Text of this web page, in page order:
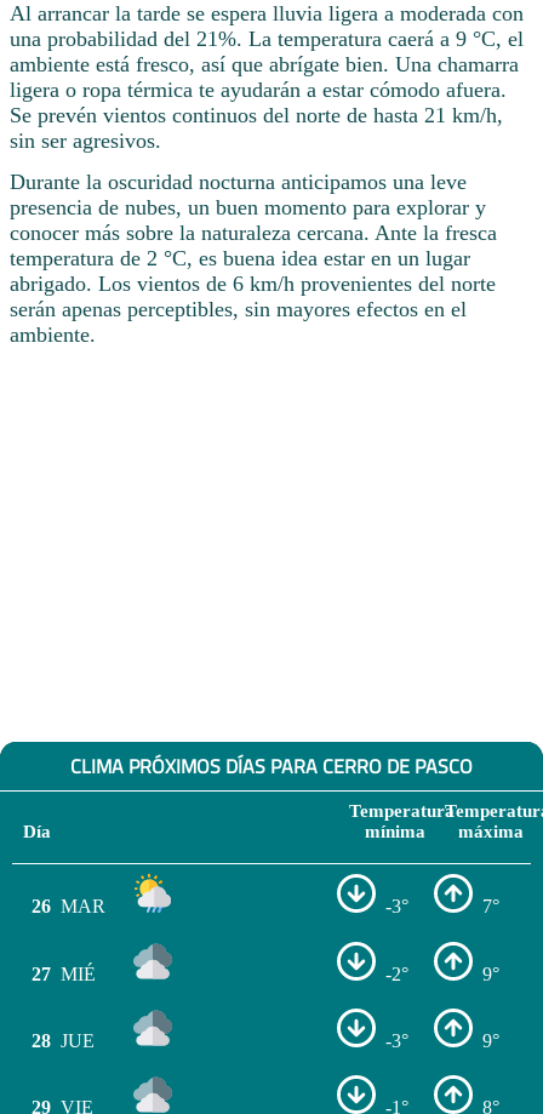
Al arrancar la tarde se espera lluvia ligera a moderada con
una probabilidad del 21%. La temperatura caerá a 9 °C, el
ambiente está fresco, así que abrígate bien. Una chamarra
ligera o ropa térmica te ayudarán a estar cómodo afuera.
Se prevén vientos continuos del norte de hasta 21 km/h,
sin ser agresivos.
Durante la oscuridad nocturna anticipamos una leve
presencia de nubes, un buen momento para explorar y
conocer más sobre la naturaleza cercana. Ante la fresca
temperatura de 2 °C, es buena idea estar en un lugar
abrigado. Los vientos de 6 km/h provenientes del norte
serán apenas perceptibles, sin mayores efectos en el
ambiente.
CLIMA PRÓXIMOS DÍAS PARA CERRO DE PASCO
Día
Temperatura
mínima
máxima
26 MAR -3° 7°
27 MIÉ -2° 9°
28 JUE -3° 9°
29 VIE -1° 8°